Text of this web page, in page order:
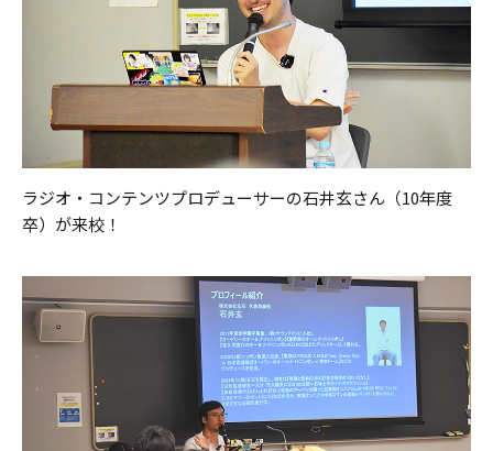
ラジオ・コンテンツプロデューサーの石井玄さん（10年度
卒）が来校！